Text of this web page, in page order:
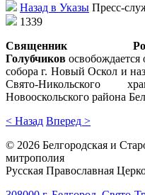
Назад в Указы Пресс-
1339
Священник
Голубчиков
собора г. Новый Оскол и
Свято-Никольского
Новооскольского района
< Назад Вперед >
© 2026 Белгородская и
митрополия
Русская Православная